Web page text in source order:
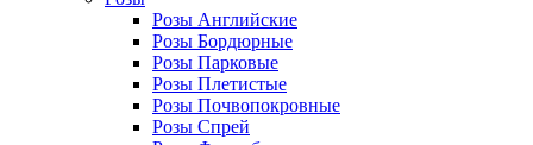
Розы Английские
Розы Бордюрные
Розы Парковые
Розы Плетистые
Розы Почвопокровные
Розы Спрей